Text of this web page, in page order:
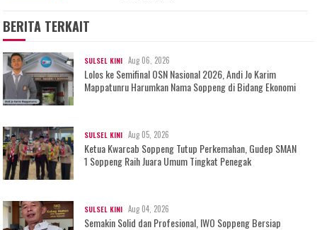
BERITA TERKAIT
SULSEL KINI Aug 06, 2026
Lolos ke Semifinal OSN Nasional 2026, Andi Jo Karim
Mappatunru Harumkan Nama Soppeng di Bidang Ekonomi
SULSEL KINI Aug 05, 2026
Ketua Kwarcab Soppeng Tutup Perkemahan, Gudep SMAN
1 Soppeng Raih Juara Umum Tingkat Penegak
SULSEL KINI Aug 04, 2026
Semakin Solid dan Profesional, IWO Soppeng Bersiap